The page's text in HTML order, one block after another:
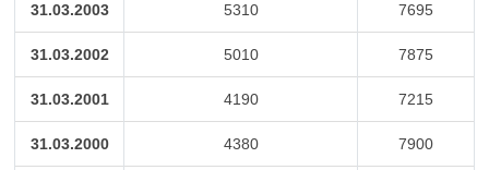
31.03.2003 5310 7695
31.03.2002 5010 7875
31.03.2001 4190 7215
31.03.2000 4380 7900